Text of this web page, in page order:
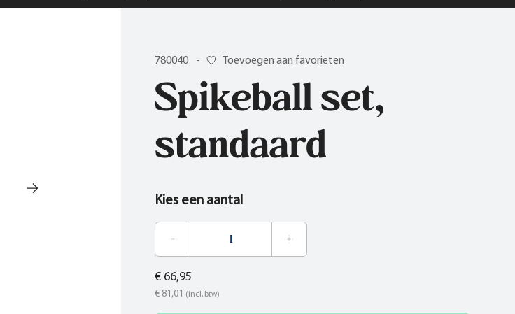
780040 - Toevoegen aan favorieten
Spikeball set,
standaard
Kies een aantal
€ 66,95
€ 81,01 (incl. btw)